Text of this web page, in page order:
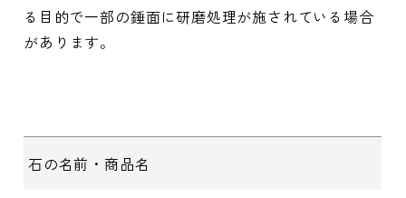
る目的で一部の錘面に研磨処理が施されている場合
があります。
石の名前・商品名